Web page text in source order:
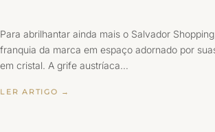
Para abrilhantar ainda mais o Salvador
franquia da marca em espaço adornado por
em cristal. A grife austríaca…
LER ARTIGO →